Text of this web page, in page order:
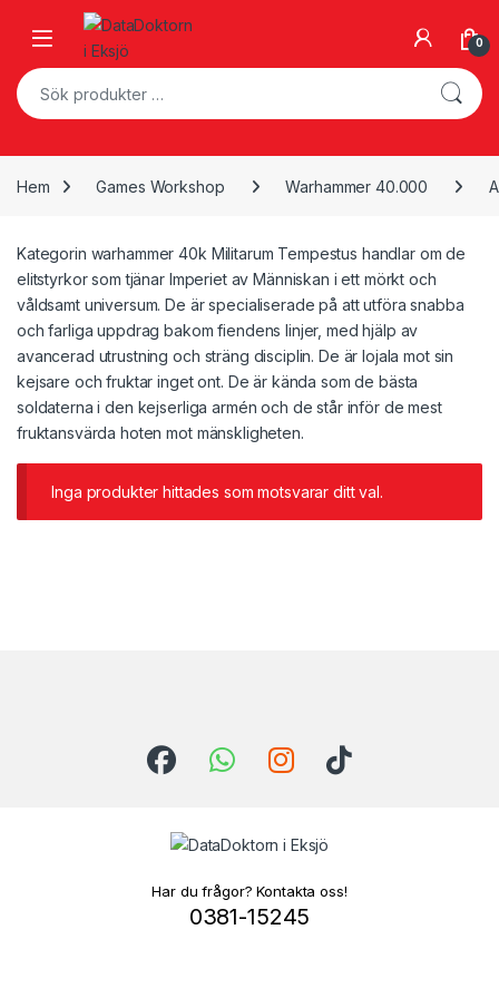
Skip to navigation
Skip to content
Open 0
Sök efter:
Hem Games Workshop Warhammer 40.000
Kategorin warhammer 40k Militarum Tempestus handlar om de
elitstyrkor som tjänar Imperiet av Människan i ett mörkt och
våldsamt universum. De är specialiserade på att utföra snabba
och farliga uppdrag bakom fiendens linjer, med hjälp av
avancerad utrustning och sträng disciplin. De är lojala mot sin
kejsare och fruktar inget ont. De är kända som de bästa
soldaterna i den kejserliga armén och de står inför de mest
fruktansvärda hoten mot mänskligheten.
Inga produkter hittades som motsvarar ditt val.
Har du frågor? Kontakta oss!
0381-15245